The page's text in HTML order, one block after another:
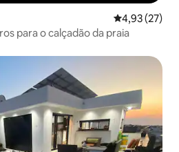
4,93 de uma
4,93 (27)
para o calçadão da praia